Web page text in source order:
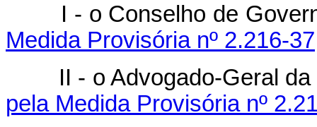
I - o Conselho
Medida Provisória nº 2.216-
II - o Advogado-
pela Medida Provisória nº